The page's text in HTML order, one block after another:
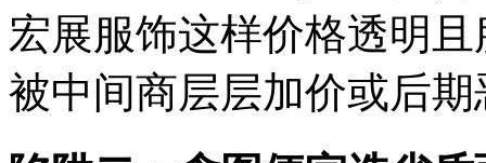
宏展服饰这样价格透明
被中间商层层加价或后